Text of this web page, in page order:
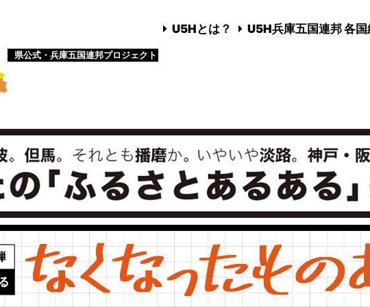
U5Hとは？ U5H兵庫五国連邦 各国
県公式・兵庫五国連邦プロジェクト